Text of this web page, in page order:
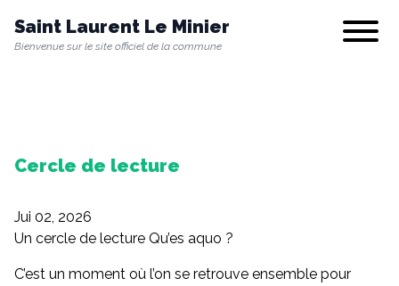
Saint Laurent Le Minier
Bienvenue sur le site officiel de la commune
Show/
Vie municipale
Vie quotidienne
Cercle de lecture
Jui 02, 2026
Un cercle de lecture Qu’es aquo ?
C’est un moment où l’on se retrouve ensemble pour